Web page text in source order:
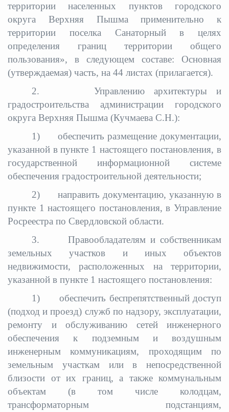
территории населенных пунктов городского
округа Верхняя Пышма применительно к
территории поселка Санаторный в целях
определения границ территории общего
пользования», в следующем составе: Основная
(утверждаемая) часть, на 44 листах (прилагается).
2. Управлению архитектуры и
градостроительства администрации городского
округа Верхняя Пышма (Кучмаева С.Н.):
1) обеспечить размещение документации,
указанной в пункте 1 настоящего постановления, в
государственной информационной системе
обеспечения градостроительной деятельности;
2) направить документацию, указанную в
пункте 1 настоящего постановления, в Управление
Росреестра по Свердловской области.
3. Правообладателям и собственникам
земельных участков и иных объектов
недвижимости, расположенных на территории,
указанной в пункте 1 настоящего постановления:
1) обеспечить беспрепятственный доступ
(подход и проезд) служб по надзору, эксплуатации,
ремонту и обслуживанию сетей инженерного
обеспечения к подземным и воздушным
инженерным коммуникациям, проходящим по
земельным участкам или в непосредственной
близости от их границ, а также коммунальным
объектам (в том числе колодцам,
трансформаторным подстанциям,